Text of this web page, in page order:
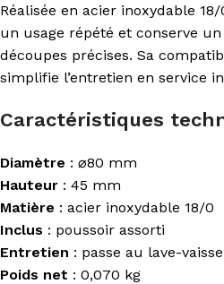
Réalisée en acier inoxydable
un usage répété et conserve
découpes précises. Sa
simplifie l’entretien en service
Caractéristiques
Diamètre : ⌀80 mm
Hauteur : 45 mm
Matière : acier inoxydable 18/0
Inclus : poussoir assorti
Entretien : passe au lave-
Poids net : 0,070 kg